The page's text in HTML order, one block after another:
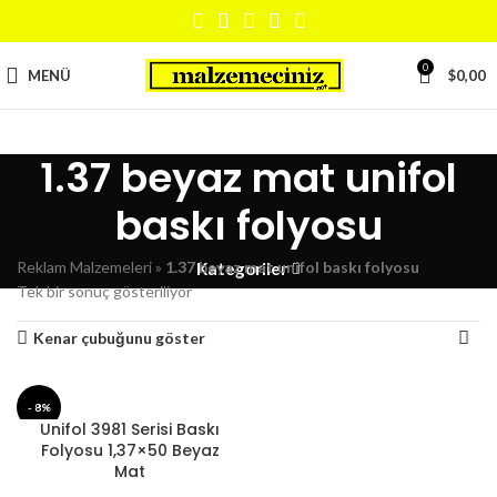
MENÜ 0 $0,00
1.37 beyaz mat unifol
baskı folyosu
Kategoriler
Reklam Malzemeleri » 1.37 beyaz mat unifol baskı folyosu
Tek bir sonuç gösteriliyor
Kenar çubuğunu göster
- 8%
Unifol 3981 Serisi Baskı
Folyosu 1,37×50 Beyaz
Mat